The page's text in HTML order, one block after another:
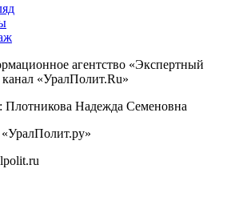
агентство «Экспертный
«УралПолит.Ru»
Плотникова Надежда Семеновна